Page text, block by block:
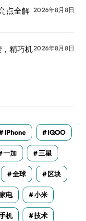
点全解 2026年8月8日
精巧机2026年8月8日
IPhone IQOO
一加 三星
全球 区块
电 小米
机 技术